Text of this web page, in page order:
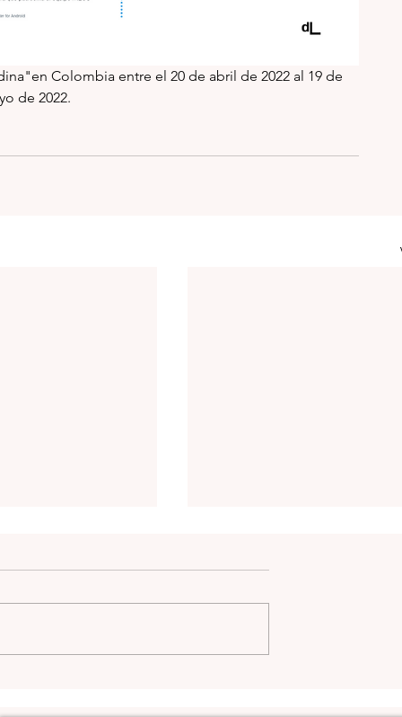
Colombia entre el 20 de abril de 2022 al 19 de
de 2022.
Comuna 13 en Medellín